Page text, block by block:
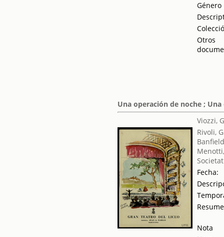
Género
Otros
Una operación de noche ;
Viozzi,
Rivoli,
Fecha:
Nota